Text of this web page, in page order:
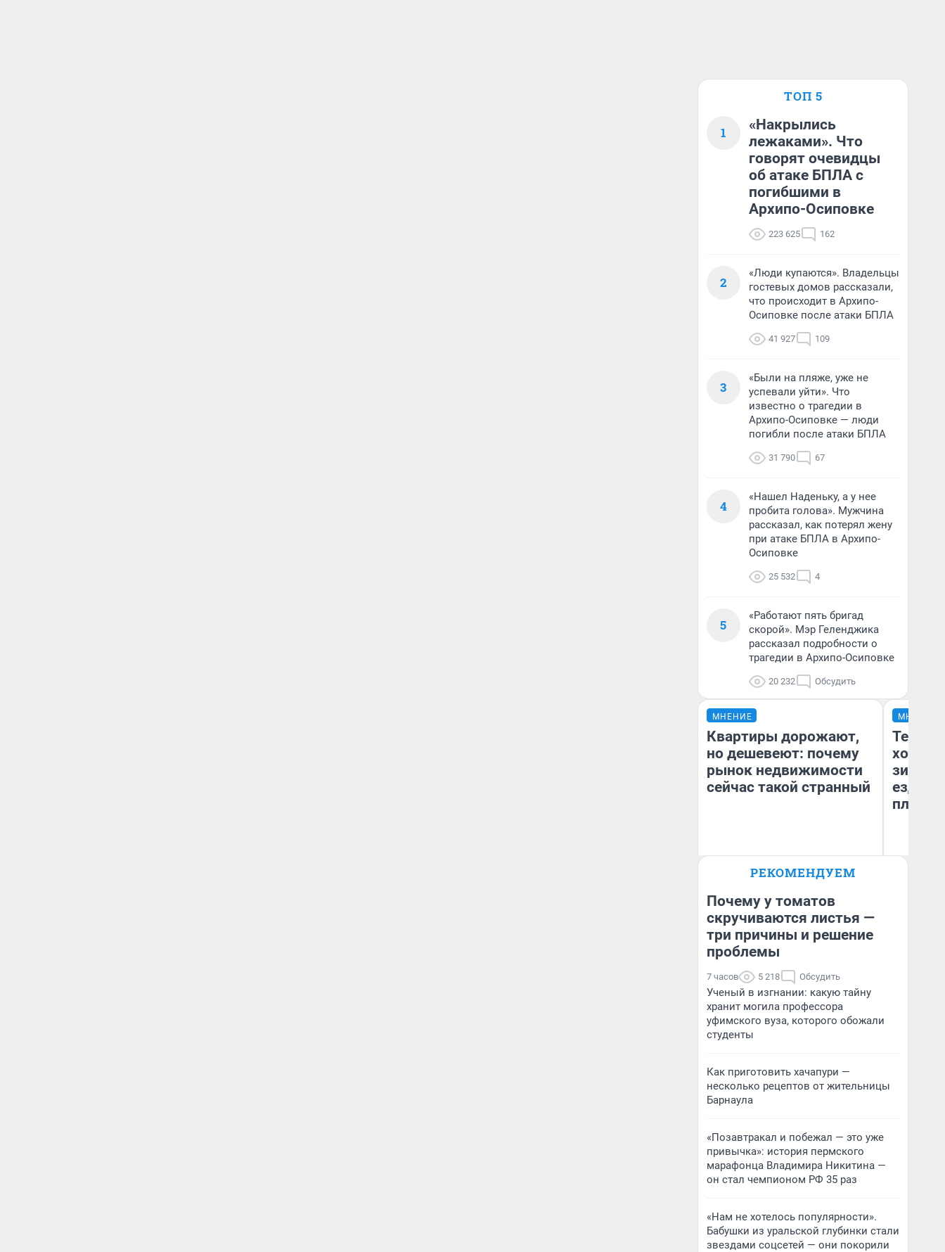
ТОП 5
1
«Накрылись
лежаками». Что
говорят очевидцы
об атаке БПЛА с
погибшими в
Архипо-Осиповке
223 625 162
2
«Люди купаются». Владельцы
гостевых домов рассказали,
что происходит в Архипо-
Осиповке после атаки БПЛА
41 927 109
3
«Были на пляже, уже не
успевали уйти». Что
известно о трагедии в
Архипо-Осиповке — люди
погибли после атаки БПЛА
31 790 67
4
«Нашел Наденьку, а у нее
пробита голова». Мужчина
рассказал, как потерял жену
при атаке БПЛА в Архипо-
Осиповке
25 532 4
5
«Работают пять бригад
скорой». Мэр Геленджика
рассказал подробности о
трагедии в Архипо-Осиповке
20 232 Обсудить
МНЕНИЕ
Квартиры дорожают,
но дешевеют: почему
рынок недвижимости
сейчас такой странный
Екатерина Торопова
недвижимости
МНЕНИЕ
Тепло
зимой.
ездит
плюсы
РЕКОМЕНДУЕМ
Почему у томатов
скручиваются листья —
три причины и решение
проблемы
7 часов 5 218 Обсудить
Ученый в изгнании: какую тайну
хранит могила профессора
уфимского вуза, которого обожали
студенты
Как приготовить хачапури —
несколько рецептов от жительницы
Барнаула
«Позавтракал и побежал — это уже
привычка»: история пермского
марафонца Владимира Никитина —
он стал чемпионом РФ 35 раз
«Нам не хотелось популярности».
Бабушки из уральской глубинки стали
звездами соцсетей — они покорили